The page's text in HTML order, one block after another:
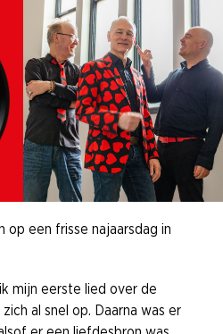
op een frisse najaarsdag in
mijn eerste lied over de
al snel op. Daarna was er